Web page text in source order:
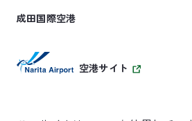
成田国際空港
空港サイト